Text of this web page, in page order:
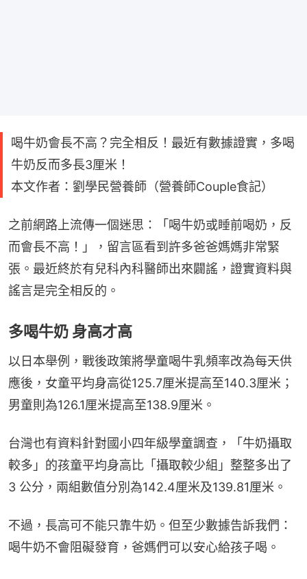
喝牛奶會長不高？完全相反！最近有數據證實，多喝
牛奶反而多長3厘米！
本文作者：劉學民營養師（營養師Couple食記）
之前網路上流傳一個迷思：「喝牛奶或睡前喝奶，反
而會長不高！」，留言區看到許多爸爸媽媽非常緊
張。最近終於有兒科內科醫師出來闢謠，證實資料與
謠言是完全相反的。
多喝牛奶 身高才高
以日本舉例，戰後政策將學童喝牛乳頻率改為每天供
應後，女童平均身高從125.7厘米提高至140.3厘米；
男童則為126.1厘米提高至138.9厘米。
台灣也有資料針對國小四年級學童調查，「牛奶攝取
較多」的孩童平均身高比「攝取較少組」整整多出了
3 公分，兩組數值分別為142.4厘米及139.81厘米。
不過，長高可不能只靠牛奶。但至少數據告訴我們：
喝牛奶不會阻礙發育，爸媽們可以安心給孩子喝。